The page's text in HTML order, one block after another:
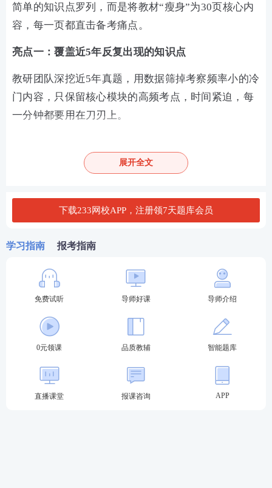
简单的知识点罗列，而是将教材“瘦身”为30页核心内
容，每一页都直击备考痛点。
亮点一：覆盖近5年反复出现的知识点
教研团队深挖近5年真题，用数据筛掉考察频率小的冷
门内容，只保留核心模块的高频考点，时间紧迫，每
一分钟都要用在刀刃上。
二：重点突出，方便记忆
红色字体标注重要考点，重点记忆，部分难记忆的考
点，还配备了【记忆口诀】，记忆效率翻倍！
展开全文
下载233网校APP，注册领7天题库会员
学习指南 报考指南
免费试听 导师好课 导师介绍
0元领课 品质教辅 智能题库
直播课堂 报课咨询 APP